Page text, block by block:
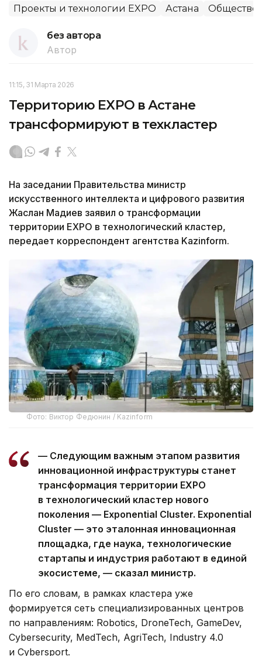
Проекты и технологии EXPO Астана Общество
без автора
Автор
11:15, 31 Марта 2026
Территорию EXPO в Астане
трансформируют в техкластер
На заседании Правительства министр
искусственного интеллекта и цифрового развития
Жаслан Мадиев заявил о трансформации
территории EXPO в технологический кластер,
передает корреспондент агентства Kazinform.
Фото: Виктор Федюнин / Kazinform
— Следующим важным этапом развития
инновационной инфраструктуры станет
трансформация территории EXPO
в технологический кластер нового
поколения — Exponential Cluster. Exponential
Cluster — это эталонная инновационная
площадка, где наука, технологические
стартапы и индустрия работают в единой
экосистеме, — сказал министр.
По его словам, в рамках кластера уже
формируется сеть специализированных центров
по направлениям: Robotics, DroneTech, GameDev,
Cybersecurity, MedTech, AgriTech, Industry 4.0
и Cybersport.